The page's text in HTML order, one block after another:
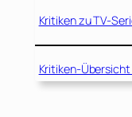
Kritiken zu TV-
Kritiken-Übersicht